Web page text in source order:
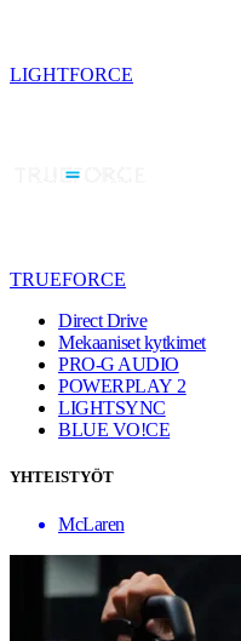
LIGHTFORCE
TRUEFORCE
Direct Drive
Mekaaniset kytkimet
PRO-G AUDIO
POWERPLAY 2
LIGHTSYNC
BLUE VO!CE
YHTEISTYÖT
McLaren